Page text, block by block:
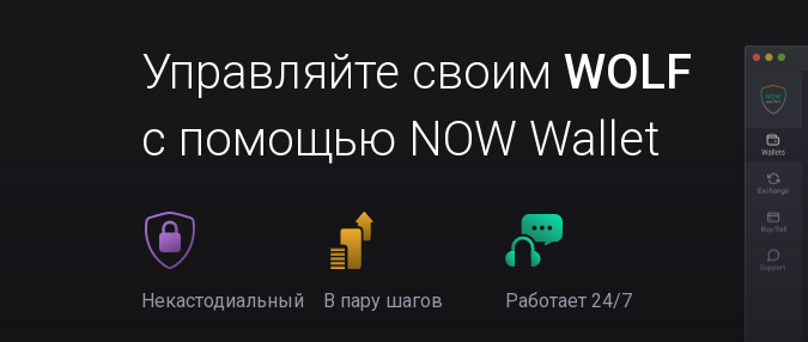
Управляйте своим WOLF
с помощью NOW Wallet
Некастодиальный В пару шагов Работает 24/7